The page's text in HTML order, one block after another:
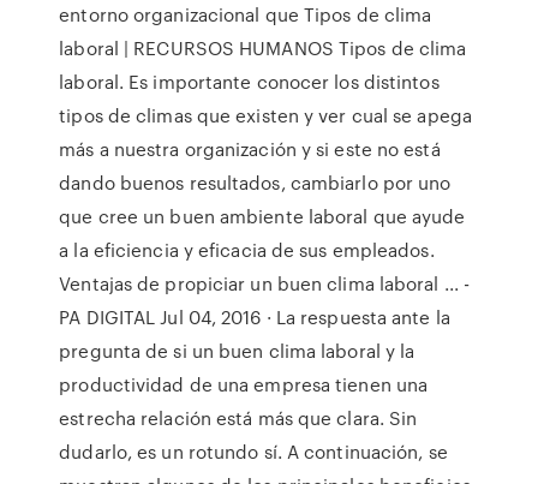
entorno organizacional que Tipos de clima
laboral | RECURSOS HUMANOS Tipos de clima
laboral. Es importante conocer los distintos
tipos de climas que existen y ver cual se apega
más a nuestra organización y si este no está
dando buenos resultados, cambiarlo por uno
que cree un buen ambiente laboral que ayude
a la eficiencia y eficacia de sus empleados.
Ventajas de propiciar un buen clima laboral ... -
PA DIGITAL Jul 04, 2016 · La respuesta ante la
pregunta de si un buen clima laboral y la
productividad de una empresa tienen una
estrecha relación está más que clara. Sin
dudarlo, es un rotundo sí. A continuación, se